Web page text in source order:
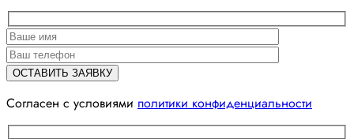
Cогласен с условиями политики конфиденциальности